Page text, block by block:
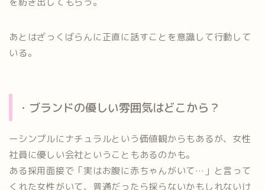
あとはざっくばらんに正直に話すことを意識して行動して
いる。
・ブランドの優しい雰囲気はどこから？
ーシンプルにナチュラルという価値観からもあるが、女性
社員に優しい会社ということもあるのかも。
ある採用面接で「実はお腹に赤ちゃんがいて…」と言って
くれた女性がいて、普通だったら採らないかもしれないけ